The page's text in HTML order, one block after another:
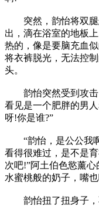
突然，韵怡将双腿
出，滴在浴室的地板
热的，像是要脑充血
将衣裤脱光，无法控
头。
韵怡突然受到攻击
看见是一个肥胖的男
呀!你是谁?”
“韵怡，是公公我啊
看得很难过，是不是
次吧!”阿土伯色慾薰
水蜜桃般的奶子，嘴
韵怡扭了扭身子，